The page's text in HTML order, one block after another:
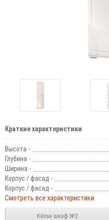
Краткие характеристики
Высота -
Глубина -
Ширина -
Корпус / фасад -
Корпус / фасад -
Смотреть все характеристики
Кёльн шкаф №2